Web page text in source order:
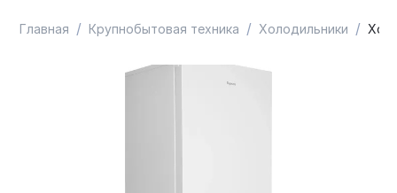
Главная / Крупнобытовая техника / Холодильники /